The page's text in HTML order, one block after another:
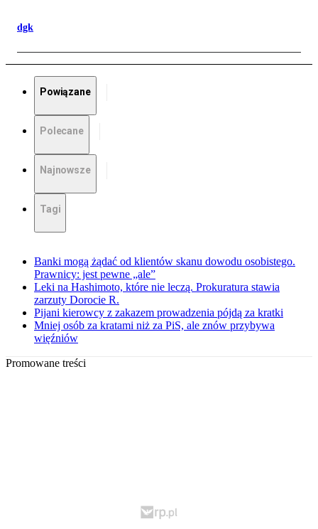
dgk
Powiązane
Polecane
Najnowsze
Tagi
Banki mogą żądać od klientów skanu dowodu osobistego.
Prawnicy: jest pewne „ale”
Leki na Hashimoto, które nie leczą. Prokuratura stawia
zarzuty Dorocie R.
Pijani kierowcy z zakazem prowadzenia pójdą za kratki
Mniej osób za kratami niż za PiS, ale znów przybywa
więźniów
Promowane treści